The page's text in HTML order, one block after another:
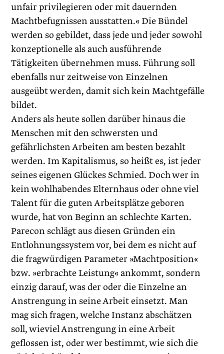
unfair privilegieren oder mit dauernden
Machtbefugnissen ausstatten.« Die Bündel
werden so gebildet, dass jede und jeder sowohl
konzeptionelle als auch ausführende
Tätigkeiten übernehmen muss. Führung soll
ebenfalls nur zeitweise von Einzelnen
ausgeübt werden, damit sich kein Machtgefälle
bildet.
Anders als heute sollen darüber hinaus die
Menschen mit den schwersten und
gefährlichsten Arbeiten am besten bezahlt
werden. Im Kapitalismus, so heißt es, ist jeder
seines eigenen Glückes Schmied. Doch wer in
kein wohlhabendes Elternhaus oder ohne viel
Talent für die guten Arbeitsplätze geboren
wurde, hat von Beginn an schlechte Karten.
Parecon schlägt aus diesen Gründen ein
Entlohnungssystem vor, bei dem es nicht auf
die fragwürdigen Parameter »Machtposition«
bzw. »erbrachte Leistung« ankommt, sondern
einzig darauf, was der oder die Einzelne an
Anstrengung in seine Arbeit einsetzt. Man
mag sich fragen, welche Instanz abschätzen
soll, wieviel Anstrengung in eine Arbeit
geflossen ist, oder wer bestimmt, wie sich die